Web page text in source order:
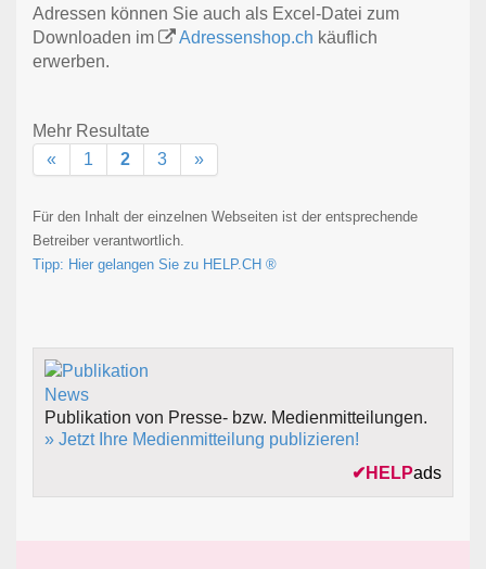
Adressen können Sie auch als Excel-Datei zum
Downloaden im
Adressenshop.ch käuflich
erwerben.
Mehr Resultate
«
1 2 3 »
Für den Inhalt der einzelnen Webseiten ist der entsprechende
Betreiber verantwortlich.
Tipp: Hier gelangen Sie zu HELP.CH ®
Publikation von Presse- bzw. Medienmitteilungen.
» Jetzt Ihre Medienmitteilung publizieren!
✔ HELPads